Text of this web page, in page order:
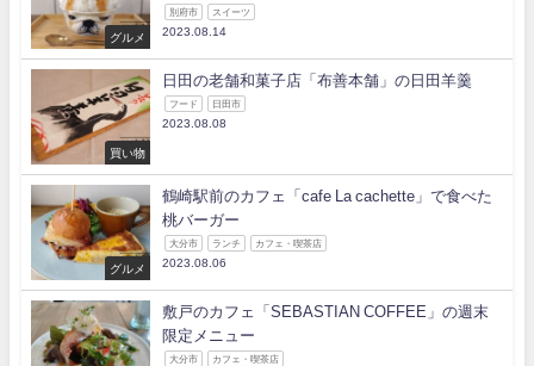
グルメ
別府市 スイーツ
2023.08.14
買い物
日田の老舗和菓子店「布善本舗」の日田羊羹
フード 日田市
2023.08.08
グルメ
鶴崎駅前のカフェ「cafe La cachette」で食べた
桃バーガー
大分市 ランチ カフェ・喫茶店
2023.08.06
敷戸のカフェ「SEBASTIAN COFFEE」の週末
限定メニュー
大分市 カフェ・喫茶店